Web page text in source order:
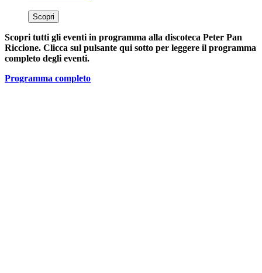
Scopri
Scopri tutti gli eventi in programma alla discoteca Peter Pan
Riccione. Clicca sul pulsante qui sotto per leggere il programma
completo degli eventi.
Programma completo